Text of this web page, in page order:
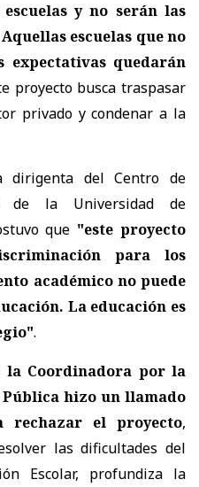
y no serán las
escuelas que no
expectativas quedarán
proyecto busca traspasar
privado y condenar a la
dirigenta del Centro de
de la Universidad de
que "este proyecto
para los
académico no puede
La educación es
.
la Coordinadora por la
Pública hizo un llamado
rechazar el proyecto,
las dificultades del
Escolar, profundiza la